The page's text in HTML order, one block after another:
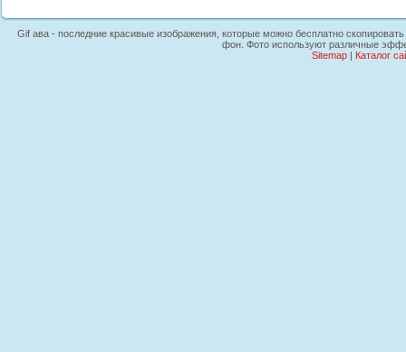
Gif ава - последние красивые изображения, которые можно бесплатно
фон. Фото используют различные
Sitemap| Каталог